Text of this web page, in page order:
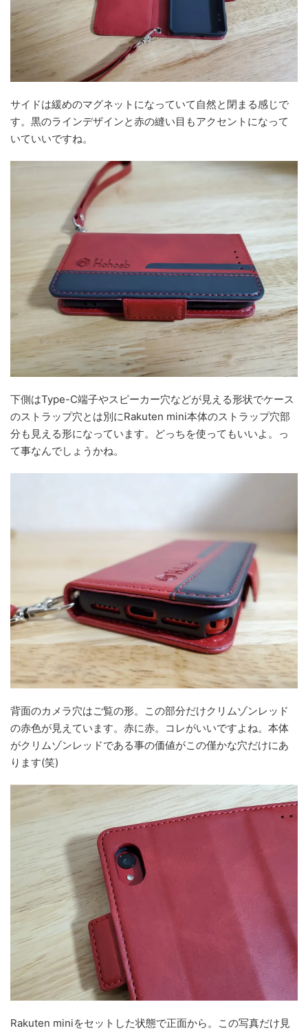
サイドは緩めのマグネットになっていて自然と閉まる感じで
す。黒のラインデザインと赤の縫い目もアクセントになって
いていいですね。
下側はType-C端子やスピーカー穴などが見える形状でケース
のストラップ穴とは別にRakuten mini本体のストラップ穴部
分も見える形になっています。どっちを使ってもいいよ。っ
て事なんでしょうかね。
背面のカメラ穴はご覧の形。この部分だけクリムゾンレッド
の赤色が見えています。赤に赤。コレがいいですよね。本体
がクリムゾンレッドである事の価値がこの僅かな穴だけにあ
ります(笑)
Rakuten miniをセットした状態で正面から。この写真だけ見